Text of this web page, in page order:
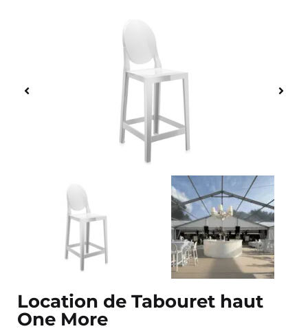
Location de Tabouret haut
One More